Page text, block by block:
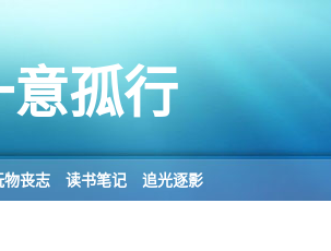
意孤行
物丧志 读书笔记 追光逐影